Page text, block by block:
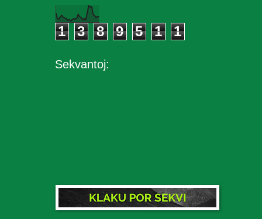
1 3 8 9 5 1 1
Sekvantoj: